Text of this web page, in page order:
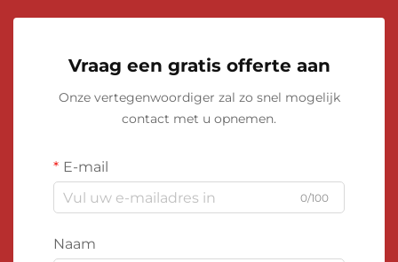
Vraag een gratis offerte aan
Onze vertegenwoordiger zal zo snel mogelijk
contact met u opnemen.
E-mail
0/100
Naam